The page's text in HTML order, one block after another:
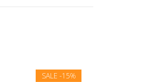
SALE -15%